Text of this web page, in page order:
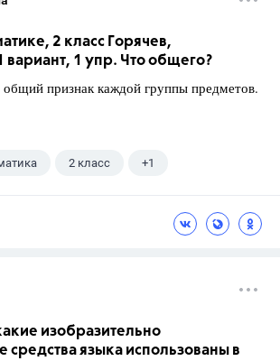
2 класс Горячев,
вариант, 1 упр. Что общего?
признак каждой группы предметов.
2 класс +1
изобразительно
средства языка использованы в